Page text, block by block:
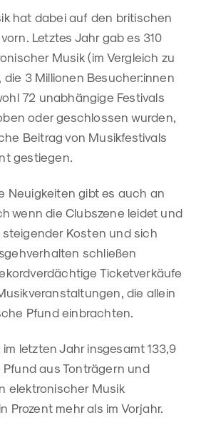
hat dabei auf den britischen
Letztes Jahr gab es 310
Musik (im Vergleich zu
die 3 Millionen Besucher:innen
72 unabhängige Festivals
oder geschlossen wurden,
Beitrag von Musikfestivals
gestiegen.
Neuigkeiten gibt es auch an
wenn die Clubszene leidet und
Kosten und sich
schließen
Ticketverkäufe
die allein
Pfund einbrachten.
letzten Jahr insgesamt 133,9
aus Tonträgern und
elektronischer Musik
Prozent mehr als im Vorjahr.